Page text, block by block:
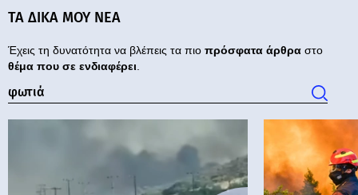
ΤΑ ΔΙΚΑ ΜΟΥ ΝΕΑ
Έχεις τη δυνατότητα να βλέπεις τα πιο πρόσφατα άρθρα στο
θέμα που σε ενδιαφέρει.